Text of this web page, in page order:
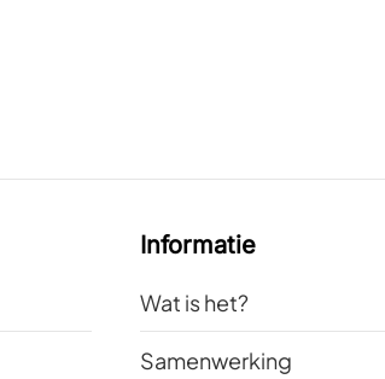
Informatie
Wat is het?
Samenwerking